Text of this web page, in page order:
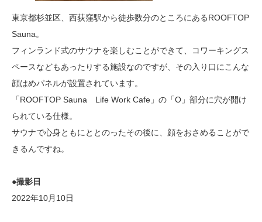
東京都杉並区、西荻窪駅から徒歩数分のところにあるROOFTOP
Sauna。
フィンランド式のサウナを楽しむことができて、コワーキングス
ペースなどもあったりする施設なのですが、その入り口にこんな
顔はめパネルが設置されています。
「ROOFTOP Sauna Life Work Cafe」の「O」部分に穴が開け
られている仕様。
サウナで心身ともにととのったその後に、顔をおさめることがで
きるんですね。
●撮影日
2022年10月10日